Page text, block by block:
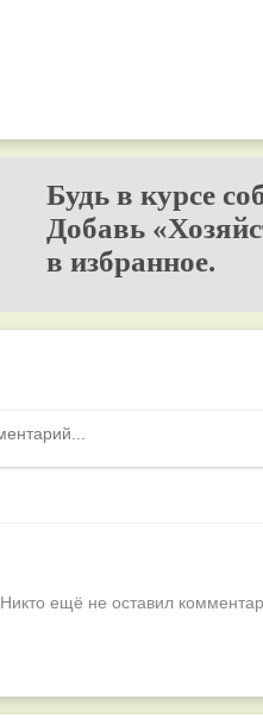
Будь в курсе
Добавь
в избранное.
Никто ещё не оставил